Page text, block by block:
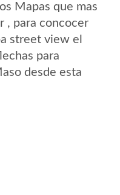
Mapas que mas
, para concocer
street view el
para
desde esta